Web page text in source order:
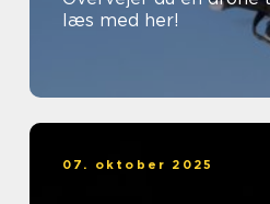
læs med her!
07. oktober 2025